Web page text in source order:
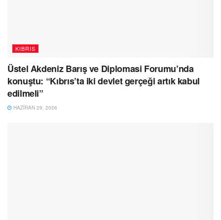
KIBRIS
Üstel Akdeniz Barış ve Diplomasi Forumu’nda
konuştu: “Kıbrıs’ta iki devlet gerçeği artık kabul
edilmeli”
HAZIRAN 29, 2026